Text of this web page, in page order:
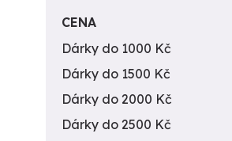
CENA
Dárky do 1000 Kč
Dárky do 1500 Kč
Dárky do 2000 Kč
Dárky do 2500 Kč